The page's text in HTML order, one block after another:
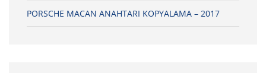
PORSCHE MACAN ANAHTARI KOPYALAMA – 2017